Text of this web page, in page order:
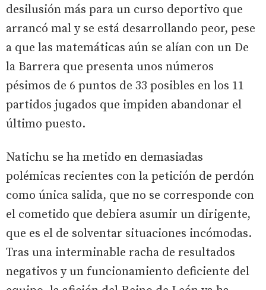
desilusión más para un curso deportivo que
arrancó mal y se está desarrollando peor, pese
a que las matemáticas aún se alían con un De
la Barrera que presenta unos números
pésimos de 6 puntos de 33 posibles en los 11
partidos jugados que impiden abandonar el
último puesto.
Natichu se ha metido en demasiadas
polémicas recientes con la petición de perdón
como única salida, que no se corresponde con
el cometido que debiera asumir un dirigente,
que es el de solventar situaciones incómodas.
Tras una interminable racha de resultados
negativos y un funcionamiento deficiente del